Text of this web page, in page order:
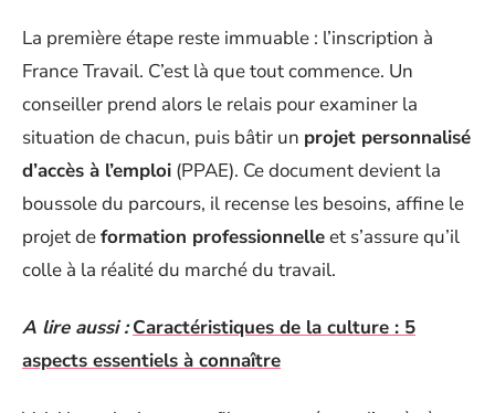
La première étape reste immuable : l’inscription à
France Travail. C’est là que tout commence. Un
conseiller prend alors le relais pour examiner la
situation de chacun, puis bâtir un projet personnalisé
d’accès à l’emploi (PPAE). Ce document devient la
boussole du parcours, il recense les besoins, affine le
projet deformation professionnelleet s’assure qu’il
colle à la réalité du marché du travail.
A lire aussi : Caractéristiques de la culture : 5
aspects essentiels à connaître